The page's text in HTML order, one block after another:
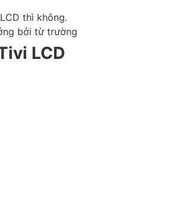
thì không.
bởi từ trường
LCD